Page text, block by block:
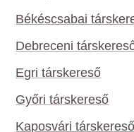
Békéscsabai
Debreceni
Egri társkereső
Győri társkereső
Kaposvári társkereső